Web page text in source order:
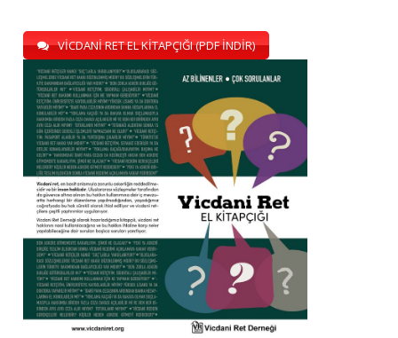
VİCDANİ RET EL KİTAPÇIĞI (PDF İNDİR)